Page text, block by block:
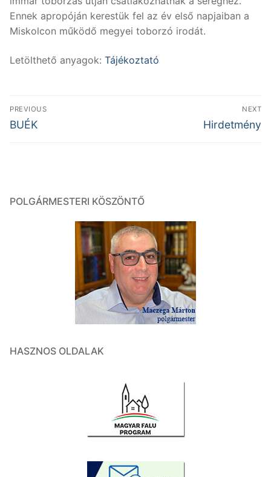
Ennek apropóján kerestük fel az év első napjaiban a
Miskolcon működő megyei toborzó irodát.
Letölthető anyagok: Tájékoztató
Bejegyzés
navigáció
PREVIOUS
Previous
BUÉK
NEXT
Next
Hirdetmény
POLGÁRMESTERI KÖSZÖNTŐ
HASZNOS OLDALAK